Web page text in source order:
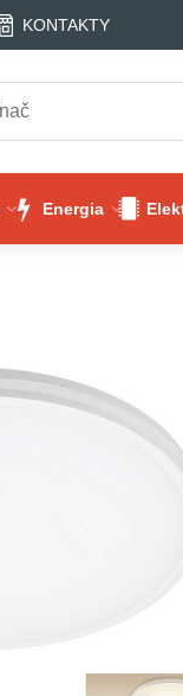
KONTAKTY
Energia